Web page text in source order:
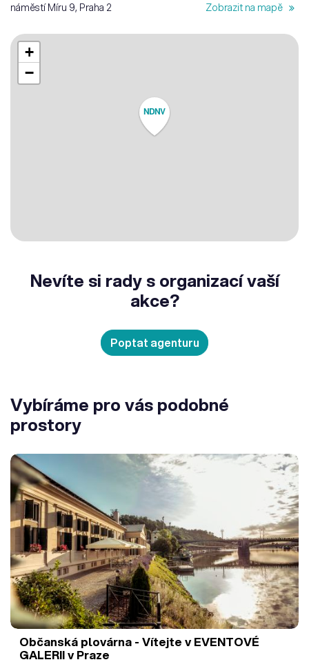
náměstí Míru 9, Praha 2 Zobrazit na mapě
NDNV
+
−
Nevíte si rady s organizací vaší
akce?
Poptat agenturu
Vybíráme pro vás podobné
prostory
Občanská plovárna - Vítejte v EVENTOVÉ
GALERII v Praze